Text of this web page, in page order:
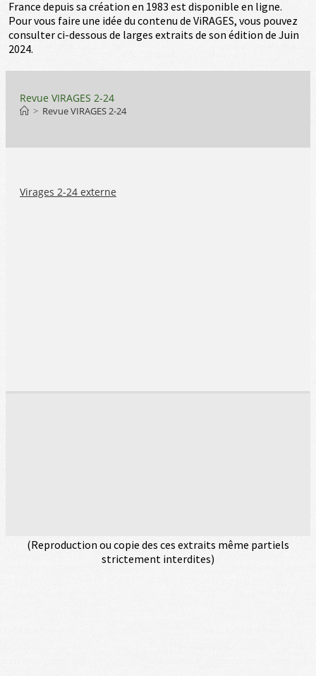
France depuis sa création en 1983 est disponible en ligne.
Pour vous faire une idée du contenu de ViRAGES, vous pouvez
consulter ci-dessous de larges extraits de son édition de Juin
2024.
(Reproduction ou copie des ces extraits même partiels
strictement interdites)